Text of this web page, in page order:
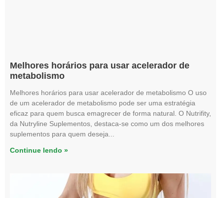
Melhores horários para usar acelerador de
metabolismo
Melhores horários para usar acelerador de metabolismo O uso
de um acelerador de metabolismo pode ser uma estratégia
eficaz para quem busca emagrecer de forma natural. O Nutrifity,
da Nutryline Suplementos, destaca-se como um dos melhores
suplementos para quem deseja
Continue lendo »